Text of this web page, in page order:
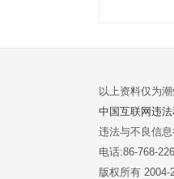
以上资料仅为
中国互联网违
违法与不良信
电话:86-768-
版权所有